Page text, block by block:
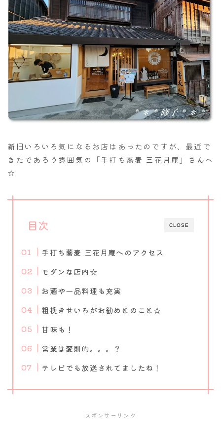
新旧いろいろ気になるお店はあったのですが、最近で
きたであろう雰囲気の「手打ち蕎麦 三花月庵」さんへ
☆
CLOSE
目次
手打ち蕎麦 三花月庵へのアクセス
モダンな店内☆
お酒や一品料理も充実
粗挽きせいろがお勧めとのこと☆
甘味も！
営業は変則的。。。？
テレビでも放送されてましたね！
スポンサーリンク